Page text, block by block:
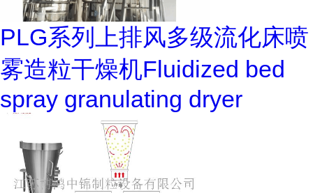
PLG系列上排风多级流化床喷
雾造粒干燥机Fluidized bed
spray granulating dryer